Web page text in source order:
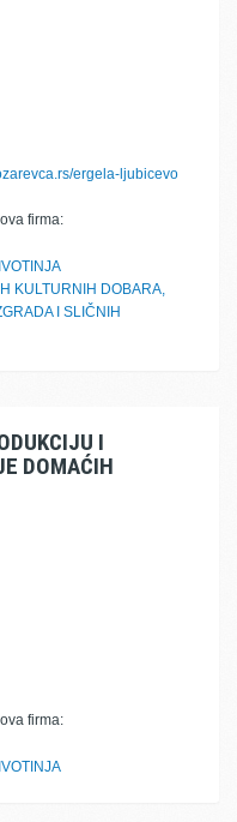
ergela-ljubicevo
firma:
KULTURNIH DOBARA,
I SLIČNIH
I
DOMAĆIH
firma: